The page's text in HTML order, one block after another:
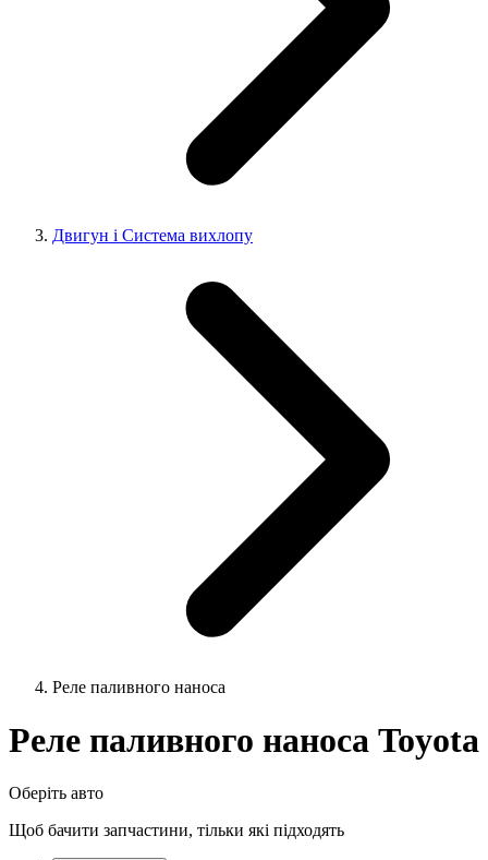
Двигун і Система вихлопу
Реле паливного наноса
Реле паливного наноса Toyota
Оберіть авто
Щоб бачити запчастини, тільки які підходять